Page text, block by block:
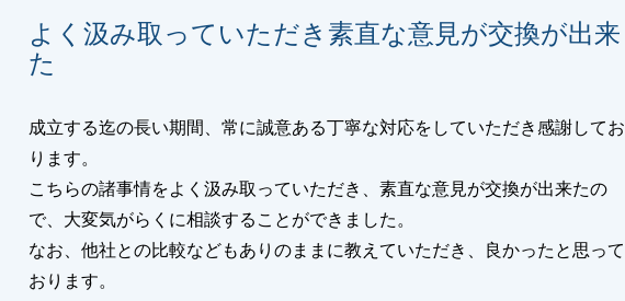
よく汲み取っていただき素直な意見が交換が出来
た
成立する迄の長い期間、常に誠意ある丁寧な対応をしていただき感謝してお
ります。
こちらの諸事情をよく汲み取っていただき、素直な意見が交換が出来たの
で、大変気がらくに相談することができました。
なお、他社との比較などもありのままに教えていただき、良かったと思って
おります。